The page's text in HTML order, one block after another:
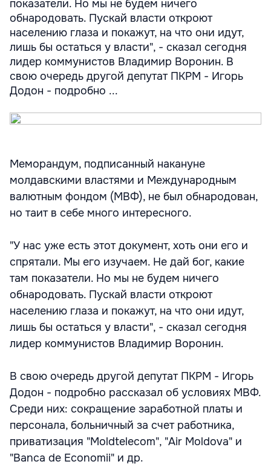
показатели. Но мы не будем ничего
обнародовать. Пускай власти откроют
населению глаза и покажут, на что они идут,
лишь бы остаться у власти", - сказал сегодня
лидер коммунистов Владимир Воронин. В
свою очередь другой депутат ПКРМ - Игорь
Додон - подробно ...
Меморандум, подписанный накануне
молдавскими властями и Международным
валютным фондом (МВФ), не был обнародован,
но таит в себе много интересного.
"У нас уже есть этот документ, хоть они его и
спрятали. Мы его изучаем. Не дай бог, какие
там показатели. Но мы не будем ничего
обнародовать. Пускай власти откроют
населению глаза и покажут, на что они идут,
лишь бы остаться у власти", - сказал сегодня
лидер коммунистов Владимир Воронин.
В свою очередь другой депутат ПКРМ - Игорь
Додон - подробно рассказал об условиях МВФ.
Среди них: сокращение заработной платы и
персонала, больничный за счет работника,
приватизация "Moldtelecom", "Air Moldova" и
"Banca de Economii" и др.